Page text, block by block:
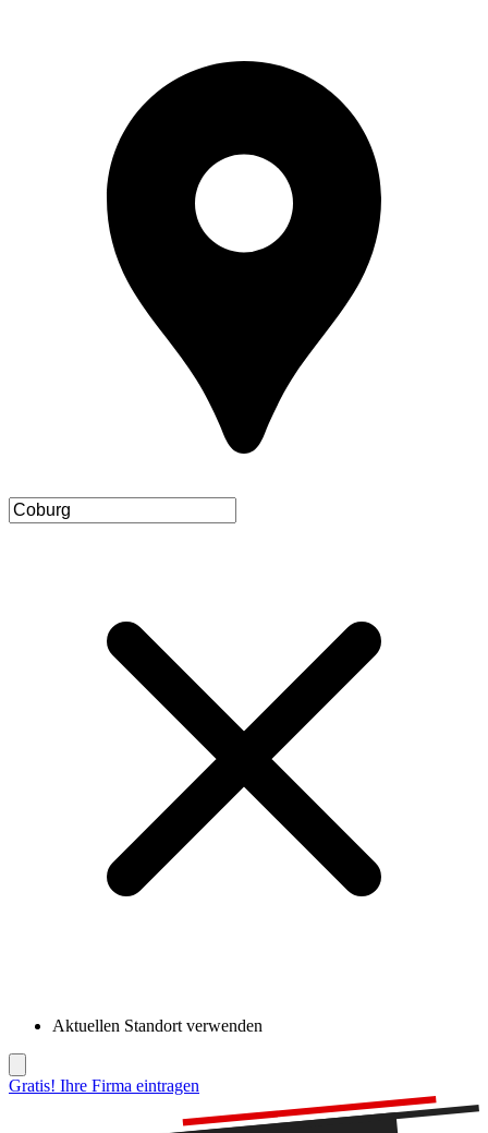
Aktuellen Standort verwenden
Gratis! Ihre Firma eintragen